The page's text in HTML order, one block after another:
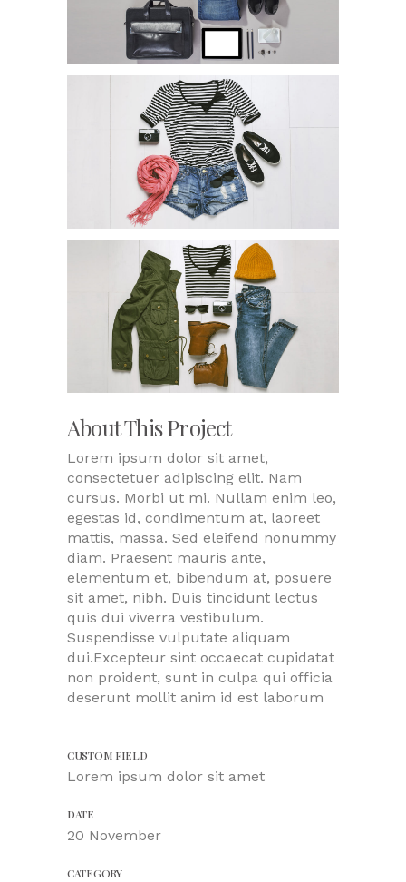
About This Project
Lorem ipsum dolor sit amet,
consectetuer adipiscing elit. Nam
cursus. Morbi ut mi. Nullam enim leo,
egestas id, condimentum at, laoreet
mattis, massa. Sed eleifend nonummy
diam. Praesent mauris ante,
elementum et, bibendum at, posuere
sit amet, nibh. Duis tincidunt lectus
quis dui viverra vestibulum.
Suspendisse vulputate aliquam
dui.Excepteur sint occaecat cupidatat
non proident, sunt in culpa qui officia
deserunt mollit anim id est laborum
CUSTOM FIELD
Lorem ipsum dolor sit amet
DATE
20 November
CATEGORY